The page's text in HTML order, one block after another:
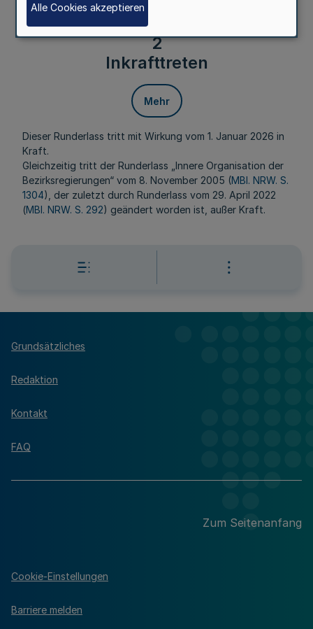
Bezirksregierungen zu beachten.
2
Inkrafttreten
Mehr
Dieser Runderlass tritt mit Wirkung vom 1. Januar 2026 in
Kraft.
Gleichzeitig tritt der Runderlass „Innere Organisation der
Bezirksregierungen“ vom 8. November 2005 (MBl. NRW. S.
1304), der zuletzt durch Runderlass vom 29. April 2022
(MBl. NRW. S. 292) geändert worden ist, außer Kraft.
Grundsätzliches
Redaktion
Kontakt
FAQ
Zum Seitenanfang
Cookie-Einstellungen
Barriere melden
Alle Cookies akzeptieren